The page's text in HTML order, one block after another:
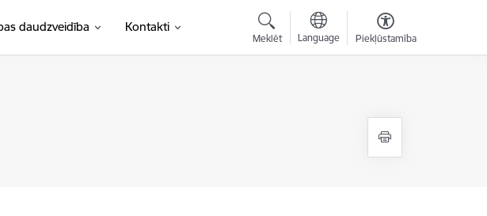
daudzveidība Kontakti
Meklēt Language Piekļūstamība